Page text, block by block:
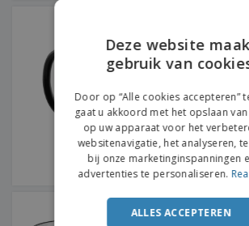
Roestvrij
Beker 360ml
Keramische
Deze website
gebruik van
Door op “Alle cookies accepteren”
gaat u akkoord met het opslaan
op uw apparaat voor het
websitenavigatie, het analyseren,
bij onze marketinginspanningen
advertenties te personaliseren.
ALLES ACCEPTEREN